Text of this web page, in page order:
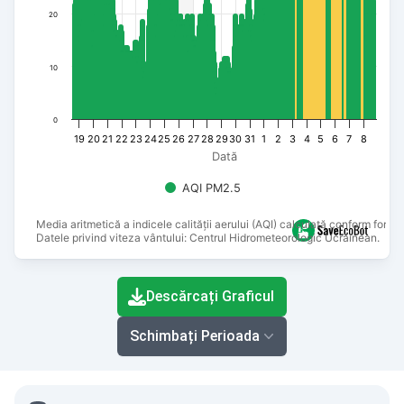
Media aritmetică a indicele calității aerului (AQI) calculată conform
Datele privind viteza vântului: Centrul Hidrometeorologic Ucrainean.
Dată
AQI PM2.5
20 22 24 26 28 30 1 3 5 7
19 21 23 25 27 29 31 2 4 6 8
0
10
20
End of interactive chart.
Descărcați Graficul
Schimbați Perioada